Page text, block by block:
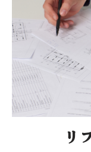
リ